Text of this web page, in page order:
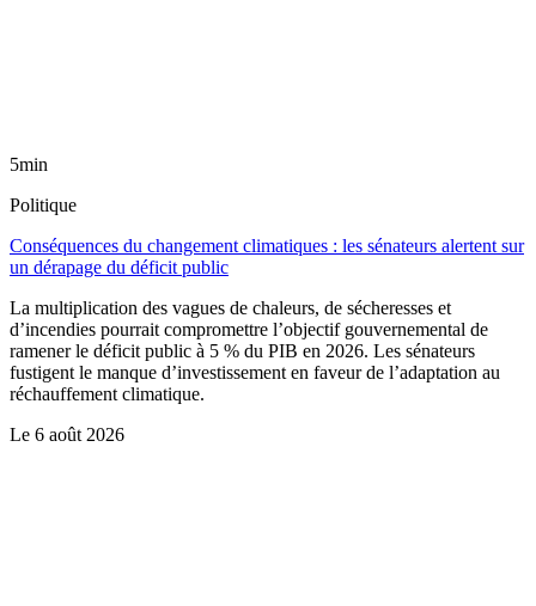
5min
Politique
Conséquences du changement climatiques : les sénateurs alertent sur
un dérapage du déficit public
La multiplication des vagues de chaleurs, de sécheresses et
d’incendies pourrait compromettre l’objectif gouvernemental de
ramener le déficit public à 5 % du PIB en 2026. Les sénateurs
fustigent le manque d’investissement en faveur de l’adaptation au
réchauffement climatique.
Le 6 août 2026